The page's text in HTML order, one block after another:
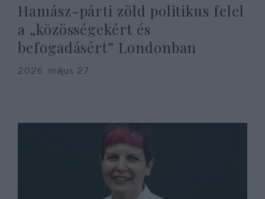
Hamász-párti zöld politikus felel
a „közösségekért és
befogadásért” Londonban
2026. május 27.